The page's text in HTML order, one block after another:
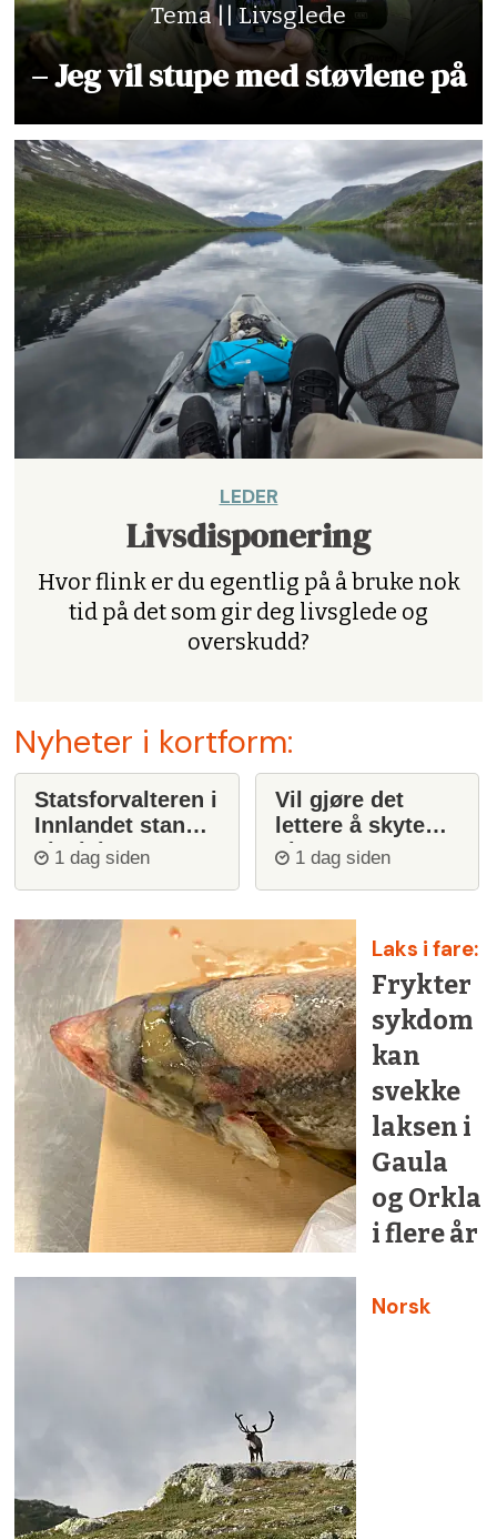
Tema || Livsglede
– Jeg vil stupe med støvlene på
LEDER
Livsdisponering
Hvor flink er du egentlig på å bruke nok
tid på det som gir deg livsglede og
overskudd?
Nyheter i kortform:
Statsforvalteren i
Innlandet stanser
ulvejakt
1 dag siden
Vil gjøre det
lettere å skyte
ulv1 dag siden
Laks i fare:
Frykter
sykdom
kan
svekke
laksen i
Gaula
og Orkla
i flere år
Norsk